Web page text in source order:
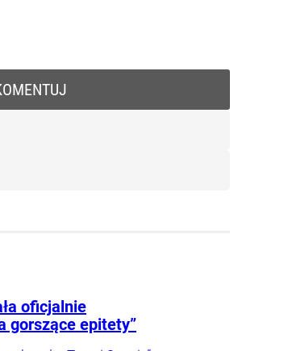
oficjalnie
gorszące epitety”